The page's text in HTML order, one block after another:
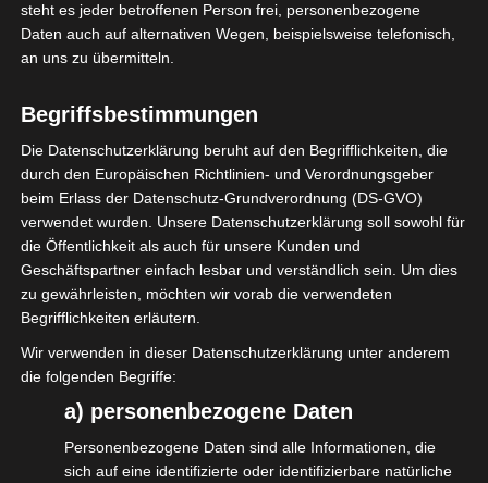
diesjährige Jahresupdate für
Elektrofachkräfte statt. Für alle, die im
haben, nach 2016 eine Ausbildung zur
Fachkraft für Veranstaltungstechnik
absolviert haben oder eine SQQ1-
Fortbildung (Elektrofachkraft VT) gemacht
haben.
Wer mit Strom arbeitet ist verpflichtet sich
jährlich auf den aktuellen Stand zu bringen.
Wir bieten dies unseren Mitgliedern zu
günstigen Konditionen an. Auch Nicht-
Mitglieder können zu marktüblichen
Konditionen teilnehmen.
steht es jeder betroffenen Person frei, personenbezogene
Daten auch auf alternativen Wegen, beispielsweise telefonisch,
an uns zu übermitteln.
Begriffsbestimmungen
Die Datenschutzerklärung beruht auf den Begrifflichkeiten, die
durch den Europäischen Richtlinien- und Verordnungsgeber
beim Erlass der Datenschutz-Grundverordnung (DS-GVO)
verwendet wurden. Unsere Datenschutzerklärung soll sowohl für
die Öffentlichkeit als auch für unsere Kunden und
Geschäftspartner einfach lesbar und verständlich sein. Um dies
zu gewährleisten, möchten wir vorab die verwendeten
Begrifflichkeiten erläutern.
Wir verwenden in dieser Datenschutzerklärung unter anderem
die folgenden Begriffe:
a) personenbezogene Daten
Personenbezogene Daten sind alle Informationen, die
sich auf eine identifizierte oder identifizierbare natürliche